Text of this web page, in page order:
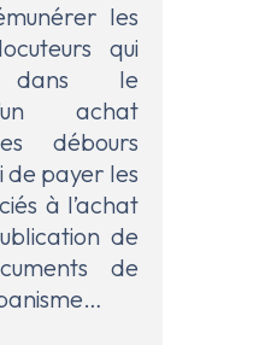
les
qui
dans le
achat
débours
de payer les
à l’achat
de
de